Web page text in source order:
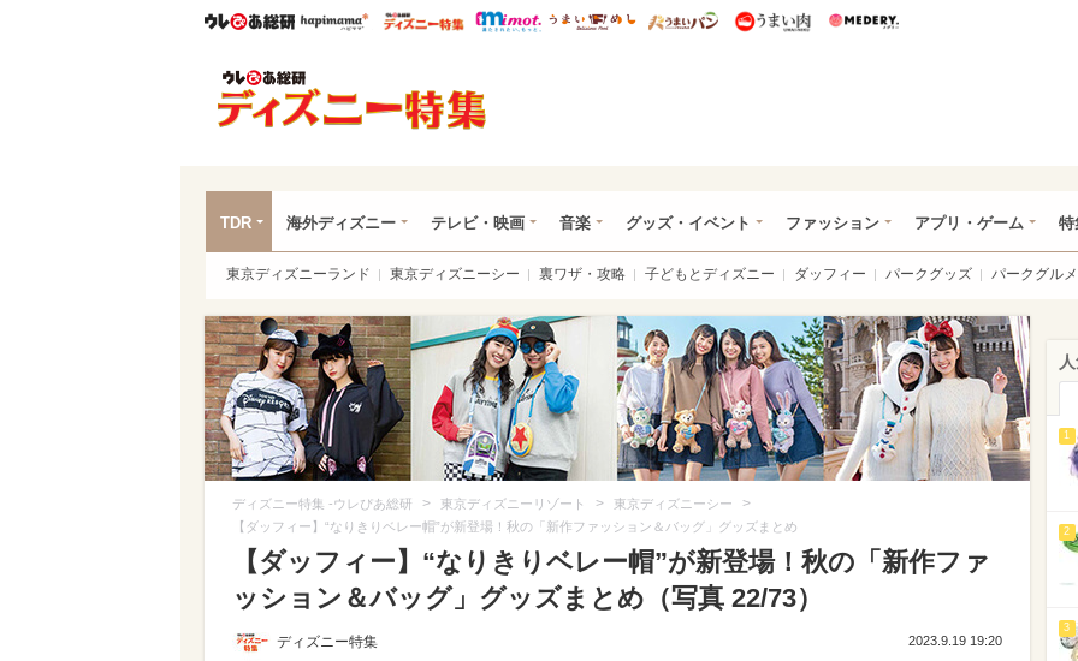
ウレぴあ総研ハピママ* ウレぴあ総研 ディズニー特集
mimot. うまいめし うまいパン うまい肉
TDR 海外ディズニー テレビ・映画 音楽 グッズ・イベント ファッション アプリ・ゲーム 特
東京ディズニーランド 東京ディズニーシー 裏ワザ・攻略 子どもとディズニー ダッフィー パークグッズ パークグルメ
ディズニー特集 -ウレぴあ総研 > 東京ディズニーリゾート > 東京ディズニーシー >
【ダッフィー】“なりきりベレー帽”が新登場！秋の「新作ファッション＆バッグ」グッズまとめ
【ダッフィー】“なりきりベレー帽”が新登場！秋の「新作ファ
ッション＆バッグ」グッズまとめ（写真 22/73）
ディズニー特集 2023.9.19 19:20
1
2
3